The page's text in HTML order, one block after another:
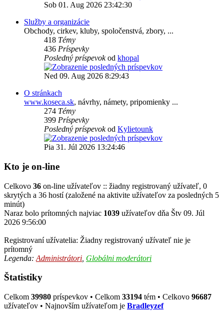
Sob 01. Aug 2026 23:42:30
Služby a organizácie
Obchody, cirkev, kluby, spoločenstvá, zbory, ...
418 Témy
436 Príspevky
Posledný príspevokod khopal
Ned 09. Aug 2026 8:29:43
O stránkach
www.koseca.sk, návrhy, námety, pripomienky ...
274 Témy
399 Príspevky
Posledný príspevokod Kylietounk
Pia 31. Júl 2026 13:24:46
Kto je on-line
Celkovo 36 on-line užívateľov :: žiadny registrovaný užívateľ, 0
skrytých a 36 hostí (založené na aktivite užívateľov za posledných 5
minút)
Naraz bolo prítomných najviac 1039 užívateľov dňa Štv 09. Júl
2026 9:56:00
Registrovaní užívatelia: Žiadny registrovaný užívateľ nie je
prítomný
Legenda: Administrátori Globálni moderátori
Štatistiky
Celkom 39980 príspevkov • Celkom 33194 tém • Celkovo 96687
užívateľov • Najnovším užívateľom je Bradleyzef